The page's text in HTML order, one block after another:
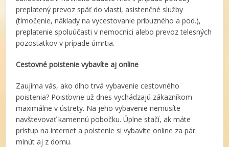
preplatený prevoz späť do vlasti, asistenčné služby
(tlmočenie, náklady na vycestovanie príbuzného a pod.),
preplatenie spoluúčasti v nemocnici alebo prevoz telesných
pozostatkov v prípade úmrtia.
Cestovné poistenie vybavíte aj online
Zaujíma vás, ako dlho trvá vybavenie cestovného
poistenia? Poisťovne už dnes vychádzajú zákazníkom
maximálne v ústrety. Na jeho vybavenie nemusíte
navštevovať kamennú pobočku. Úplne stačí, ak máte
prístup na internet a poistenie si vybavíte online za pár
minút aj z domu.